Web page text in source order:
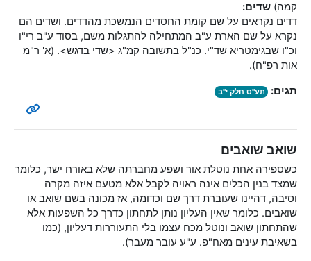
קמה) שדים:
דדים נקראים על שם קומת החסדים הנמשכת מהדדים. ושדים הם
נקרא על שם הארת ע"ב המתחילה להתגלות משם, בסוד ע"ב רי"ו
וכ"ו שבגימטריא שד"י. כנ"ל בתשובה קמ"ג <שדי בדגש>. (א' ר"מ
אות רפ"ח).
תגים: תע"ס חלק י"ב
שואב שואבים
כשספירה אחת נוטלת אור ושפע מחברתה שלא באורח ישר, כלומר
שמצד בנין הכלים אינה ראויה לקבל אלא מטעם איזה מקרה
וסיבה, דהיינו שעוברת דרך שם וכדומה, אז מכונה בשם שואב או
שואבים. כלומר שאין העליון נותן לתחתון כדרך כל השפעות אלא
שהתחתון שואב ונוטל מכח עצמו בלי התעוררות דעליון, (כמו
בשאיבת עינים מאח"פ. ע"ע עובר מעבר).